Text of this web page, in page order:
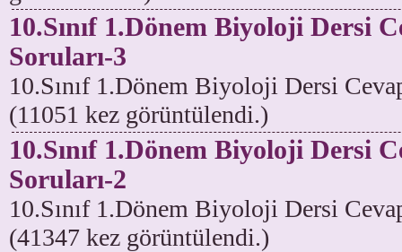
10.Sınıf 1.Dönem Biyoloji Dersi
Soruları-3
10.Sınıf 1.Dönem Biyoloji Dersi
(11051 kez görüntülendi.)
10.Sınıf 1.Dönem Biyoloji Dersi
Soruları-2
10.Sınıf 1.Dönem Biyoloji Dersi
(41347 kez görüntülendi.)